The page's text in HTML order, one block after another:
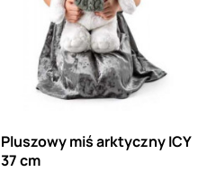
Pluszowy miś arktyczny ICY
37 cm